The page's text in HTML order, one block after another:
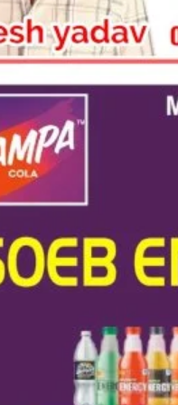
सेवानिवृत्त होमगार्डों को
प्रतीक...
Rajan prajapati